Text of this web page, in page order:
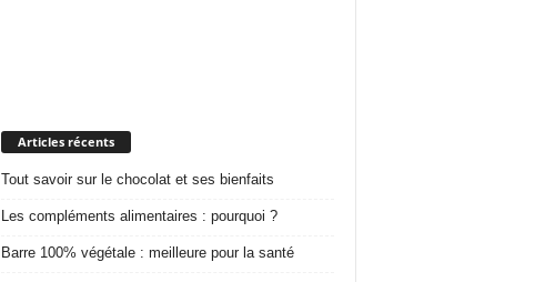
Articles récents
Tout savoir sur le chocolat et ses bienfaits
Les compléments alimentaires : pourquoi ?
Barre 100% végétale : meilleure pour la santé